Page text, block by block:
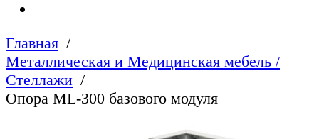
Главная
Металлическая и Медицинская мебель /
Стеллажи
Опора ML-300 базового модуля